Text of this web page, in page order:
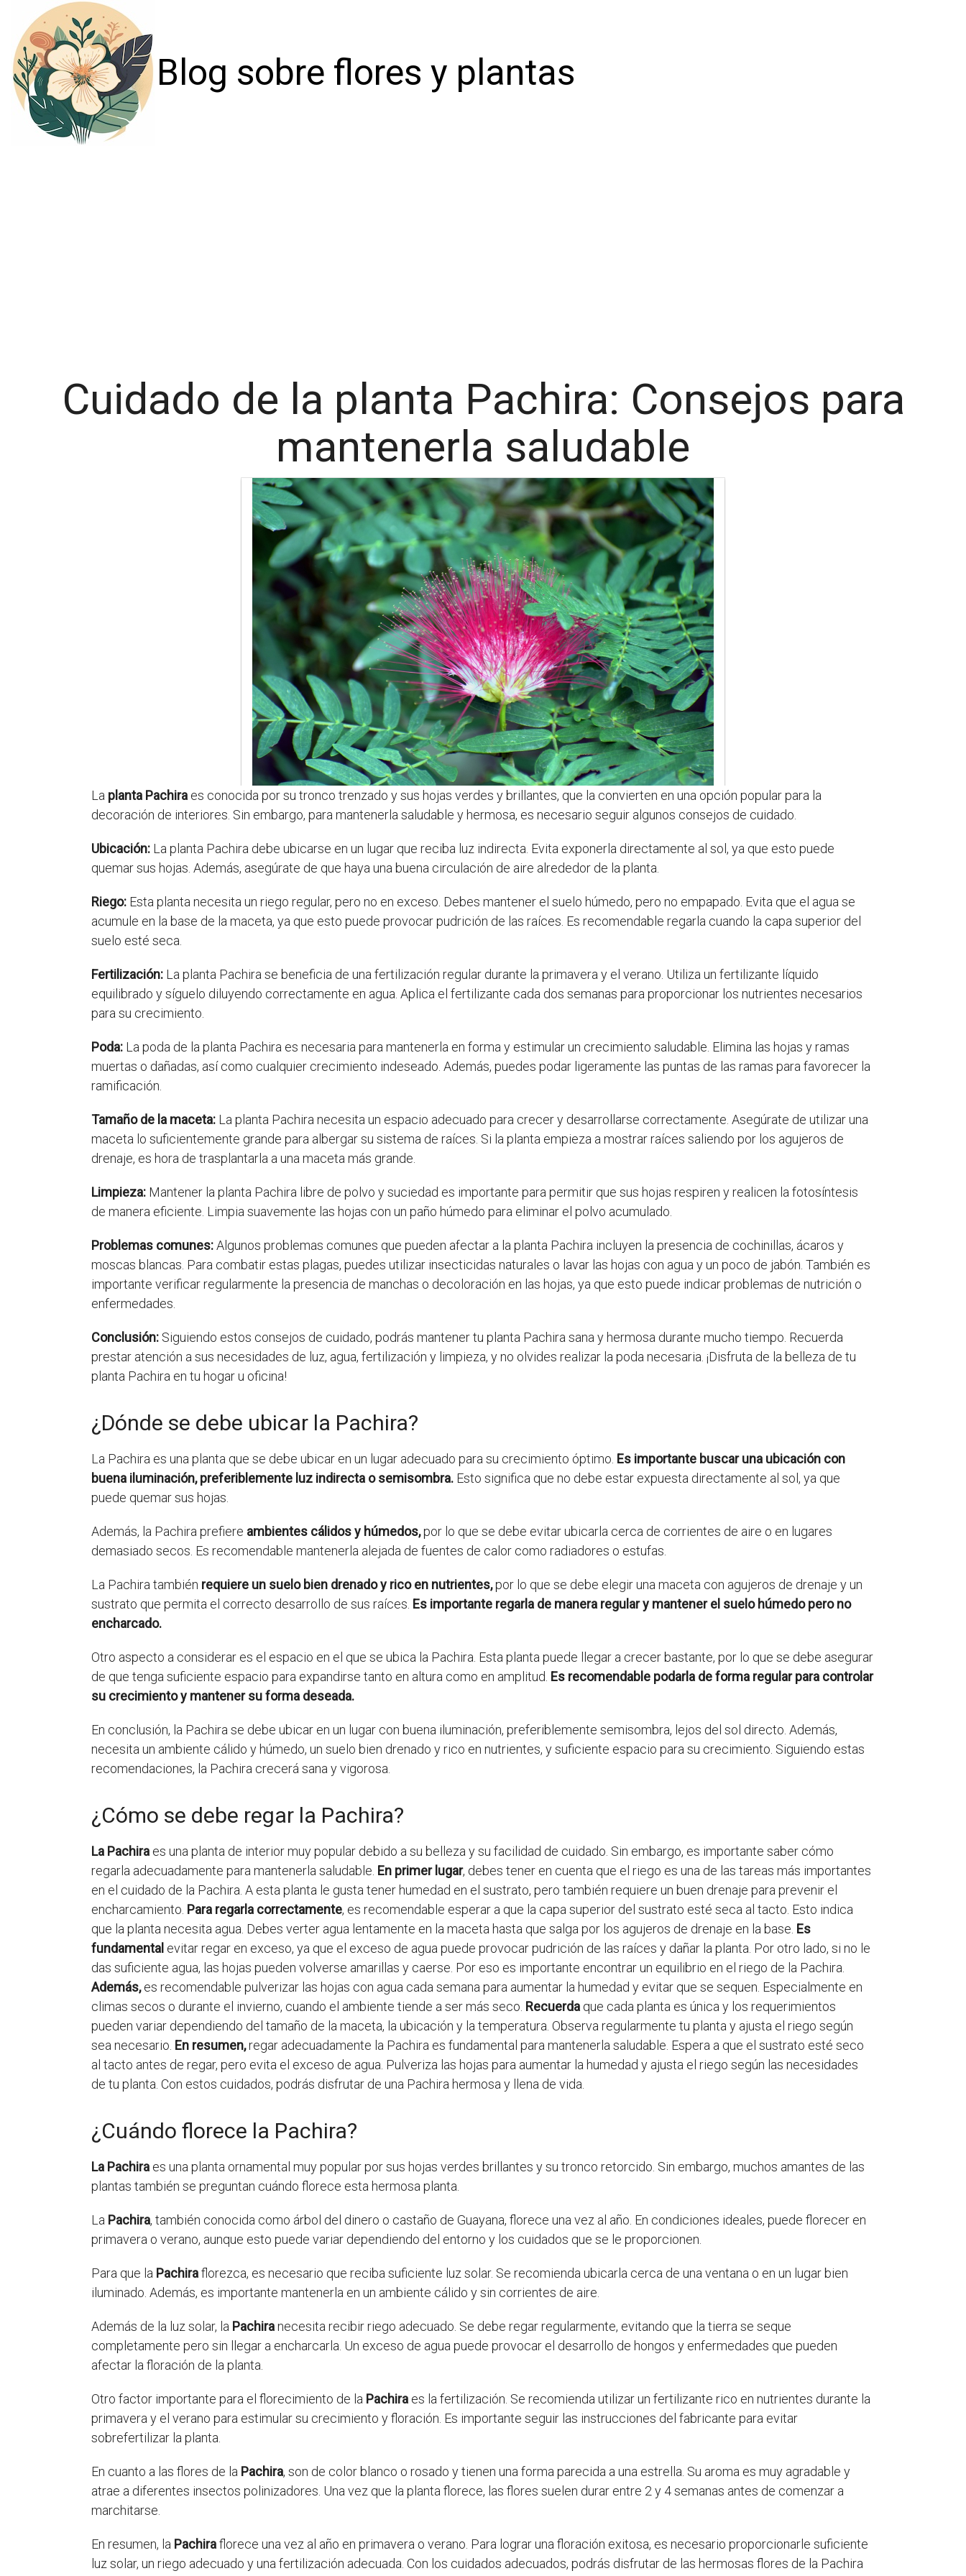
Blog sobre flores y plantas
Cuidado de la planta Pachira: Consejos para
mantenerla saludable
La planta Pachira es conocida por su tronco trenzado y sus hojas verdes y brillantes, que la convierten en una opción popular para la
decoración de interiores. Sin embargo, para mantenerla saludable y hermosa, es necesario seguir algunos consejos de cuidado.
Ubicación: La planta Pachira debe ubicarse en un lugar que reciba luz indirecta. Evita exponerla directamente al sol, ya que esto puede
quemar sus hojas. Además, asegúrate de que haya una buena circulación de aire alrededor de la planta.
Riego: Esta planta necesita un riego regular, pero no en exceso. Debes mantener el suelo húmedo, pero no empapado. Evita que el agua se
acumule en la base de la maceta, ya que esto puede provocar pudrición de las raíces. Es recomendable regarla cuando la capa superior del
suelo esté seca.
Fertilización: La planta Pachira se beneficia de una fertilización regular durante la primavera y el verano. Utiliza un fertilizante líquido
equilibrado y síguelo diluyendo correctamente en agua. Aplica el fertilizante cada dos semanas para proporcionar los nutrientes necesarios
para su crecimiento.
Poda: La poda de la planta Pachira es necesaria para mantenerla en forma y estimular un crecimiento saludable. Elimina las hojas y ramas
muertas o dañadas, así como cualquier crecimiento indeseado. Además, puedes podar ligeramente las puntas de las ramas para favorecer la
ramificación.
Tamaño de la maceta: La planta Pachira necesita un espacio adecuado para crecer y desarrollarse correctamente. Asegúrate de utilizar una
maceta lo suficientemente grande para albergar su sistema de raíces. Si la planta empieza a mostrar raíces saliendo por los agujeros de
drenaje, es hora de trasplantarla a una maceta más grande.
Limpieza: Mantener la planta Pachira libre de polvo y suciedad es importante para permitir que sus hojas respiren y realicen la fotosíntesis
de manera eficiente. Limpia suavemente las hojas con un paño húmedo para eliminar el polvo acumulado.
Problemas comunes:Algunos problemas comunes que pueden afectar a la planta Pachira incluyen la presencia de cochinillas, ácaros y
moscas blancas. Para combatir estas plagas, puedes utilizar insecticidas naturales o lavar las hojas con agua y un poco de jabón. También es
importante verificar regularmente la presencia de manchas o decoloración en las hojas, ya que esto puede indicar problemas de nutrición o
enfermedades.
Conclusión: Siguiendo estos consejos de cuidado, podrás mantener tu planta Pachira sana y hermosa durante mucho tiempo. Recuerda
prestar atención a sus necesidades de luz, agua, fertilización y limpieza, y no olvides realizar la poda necesaria. ¡Disfruta de la belleza de tu
planta Pachira en tu hogar u oficina!
¿Dónde se debe ubicar la Pachira?
La Pachira es una planta que se debe ubicar en un lugar adecuado para su crecimiento óptimo. Es importante buscar una ubicación con
buena iluminación, preferiblemente luz indirecta o semisombra. Esto significa que no debe estar expuesta directamente al sol, ya que
puede quemar sus hojas.
Además, la Pachira prefiere ambientes cálidos y húmedos,por lo que se debe evitar ubicarla cerca de corrientes de aire o en lugares
demasiado secos. Es recomendable mantenerla alejada de fuentes de calor como radiadores o estufas.
La Pachira también requiere un suelo bien drenado y rico en nutrientes,por lo que se debe elegir una maceta con agujeros de drenaje y un
sustrato que permita el correcto desarrollo de sus raíces. Es importante regarla de manera regular y mantener el suelo húmedo pero no
encharcado.
Otro aspecto a considerar es el espacio en el que se ubica la Pachira. Esta planta puede llegar a crecer bastante, por lo que se debe asegurar
de que tenga suficiente espacio para expandirse tanto en altura como en amplitud. Es recomendable podarla de forma regular para controlar
su crecimiento y mantener su forma deseada.
En conclusión, la Pachira se debe ubicar en un lugar con buena iluminación, preferiblemente semisombra, lejos del sol directo. Además,
necesita un ambiente cálido y húmedo, un suelo bien drenado y rico en nutrientes, y suficiente espacio para su crecimiento. Siguiendo estas
recomendaciones, la Pachira crecerá sana y vigorosa.
¿Cómo se debe regar la Pachira?
La Pachira es una planta de interior muy popular debido a su belleza y su facilidad de cuidado. Sin embargo, es importante saber cómo
regarla adecuadamente para mantenerla saludable. En primer lugar, debes tener en cuenta que el riego es una de las tareas más importantes
en el cuidado de la Pachira. A esta planta le gusta tener humedad en el sustrato, pero también requiere un buen drenaje para prevenir el
encharcamiento. Para regarla correctamente, es recomendable esperar a que la capa superior del sustrato esté seca al tacto. Esto indica
que la planta necesita agua. Debes verter agua lentamente en la maceta hasta que salga por los agujeros de drenaje en la base. Es
fundamental evitar regar en exceso, ya que el exceso de agua puede provocar pudrición de las raíces y dañar la planta. Por otro lado, si no le
das suficiente agua, las hojas pueden volverse amarillas y caerse. Por eso es importante encontrar un equilibrio en el riego de la Pachira.
Además,es recomendable pulverizar las hojas con agua cada semana para aumentar la humedad y evitar que se sequen. Especialmente en
climas secos o durante el invierno, cuando el ambiente tiende a ser más seco. Recuerda que cada planta es única y los requerimientos
pueden variar dependiendo del tamaño de la maceta, la ubicación y la temperatura. Observa regularmente tu planta y ajusta el riego según
sea necesario. En resumen,regar adecuadamente la Pachira es fundamental para mantenerla saludable. Espera a que el sustrato esté seco
al tacto antes de regar, pero evita el exceso de agua. Pulveriza las hojas para aumentar la humedad y ajusta el riego según las necesidades
de tu planta. Con estos cuidados, podrás disfrutar de una Pachira hermosa y llena de vida.
¿Cuándo florece la Pachira?
La Pachira es una planta ornamental muy popular por sus hojas verdes brillantes y su tronco retorcido. Sin embargo, muchos amantes de las
plantas también se preguntan cuándo florece esta hermosa planta.
La Pachira, también conocida como árbol del dinero o castaño de Guayana, florece una vez al año. En condiciones ideales, puede florecer en
primavera o verano, aunque esto puede variar dependiendo del entorno y los cuidados que se le proporcionen.
Para que la Pachiraflorezca, es necesario que reciba suficiente luz solar. Se recomienda ubicarla cerca de una ventana o en un lugar bien
iluminado. Además, es importante mantenerla en un ambiente cálido y sin corrientes de aire.
Además de la luz solar, la Pachiranecesita recibir riego adecuado. Se debe regar regularmente, evitando que la tierra se seque
completamente pero sin llegar a encharcarla. Un exceso de agua puede provocar el desarrollo de hongos y enfermedades que pueden
afectar la floración de la planta.
Otro factor importante para el florecimiento de la Pachira es la fertilización. Se recomienda utilizar un fertilizante rico en nutrientes durante la
primavera y el verano para estimular su crecimiento y floración. Es importante seguir las instrucciones del fabricante para evitar
sobrefertilizar la planta.
En cuanto a las flores de la Pachira, son de color blanco o rosado y tienen una forma parecida a una estrella. Su aroma es muy agradable y
atrae a diferentes insectos polinizadores. Una vez que la planta florece, las flores suelen durar entre 2 y 4 semanas antes de comenzar a
marchitarse.
En resumen, la Pachiraflorece una vez al año en primavera o verano. Para lograr una floración exitosa, es necesario proporcionarle suficiente
luz solar, un riego adecuado y una fertilización adecuada. Con los cuidados adecuados, podrás disfrutar de las hermosas flores de la Pachira